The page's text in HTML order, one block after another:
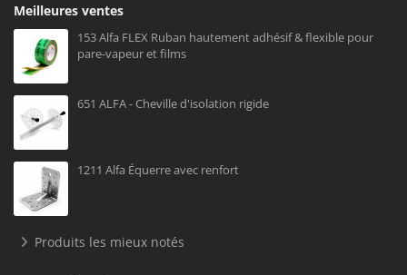
Meilleures ventes
153 Alfa FLEX Ruban hautement adhésif & flexible pour
pare-vapeur et films
651 ALFA - Cheville d'isolation rigide
1211 Alfa Équerre avec renfort
Produits les mieux notés